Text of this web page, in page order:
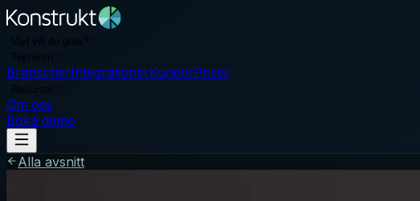
Vad vill du göra?
Tekniken
BranscherIntegrationerKunderPriser
Resurser
Om oss
Boka demo
Alla avsnitt